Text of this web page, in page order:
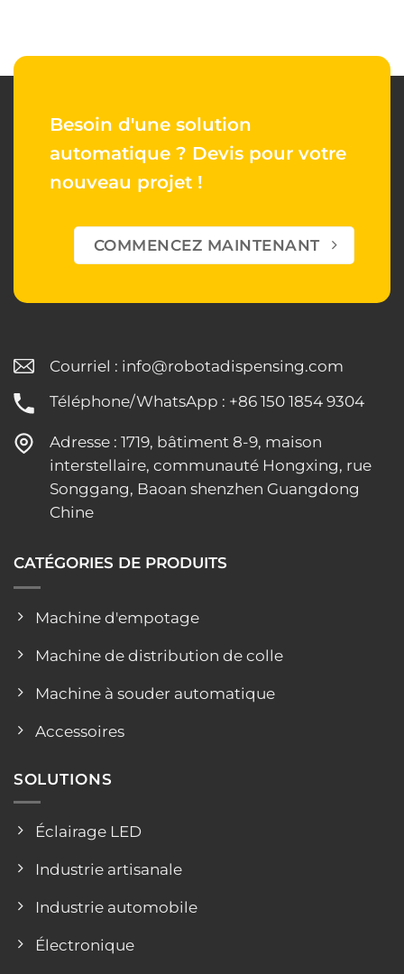
Besoin d'une solution
automatique ? Devis pour votre
nouveau projet !
COMMENCEZ MAINTENANT
Courriel : info@robotadispensing.com
Téléphone/WhatsApp : +86 150 1854 9304
Adresse : 1719, bâtiment 8-9, maison
interstellaire, communauté Hongxing, rue
Songgang, Baoan shenzhen Guangdong
Chine
CATÉGORIES DE PRODUITS
Machine d'empotage
Machine de distribution de colle
Machine à souder automatique
Accessoires
SOLUTIONS
Éclairage LED
Industrie artisanale
Industrie automobile
Électronique